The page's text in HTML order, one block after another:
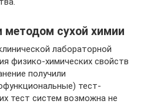
методом сухой химии
лабораторной
физико-химических свойств
получили
тест-
тест систем возможна не